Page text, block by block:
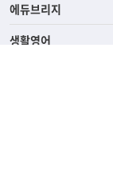
에듀브리지
생활영어